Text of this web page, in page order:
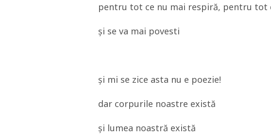
pentru tot ce nu mai respiră, pentru tot
și se va mai povesti
și mi se zice asta nu e poezie!
dar corpurile noastre există
și lumea noastră există